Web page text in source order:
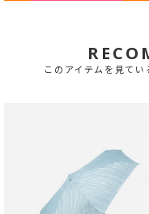
このアイテムを見て